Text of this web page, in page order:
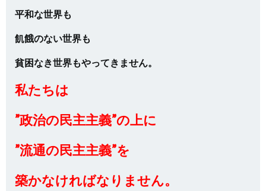
平和な世界も
飢餓のない世界も
貧困なき世界もやってきません。
私たちは
”政治の民主主義”の上に
”流通の民主主義”を
築かなければなりません。